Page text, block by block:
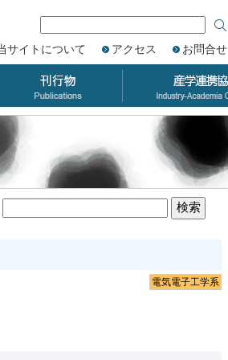
サイトについて アクセス お問合せ
電気電子工学系